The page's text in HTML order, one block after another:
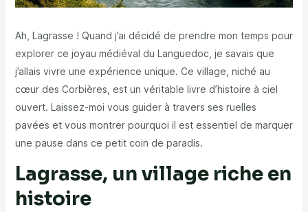
Ah, Lagrasse ! Quand j’ai décidé de prendre mon temps pour
explorer ce joyau médiéval du Languedoc, je savais que
j’allais vivre une expérience unique. Ce village, niché au
cœur des Corbières, est un véritable livre d’histoire à ciel
ouvert. Laissez-moi vous guider à travers ses ruelles
pavées et vous montrer pourquoi il est essentiel de marquer
une pause dans ce petit coin de paradis.
Lagrasse, un village riche en
histoire